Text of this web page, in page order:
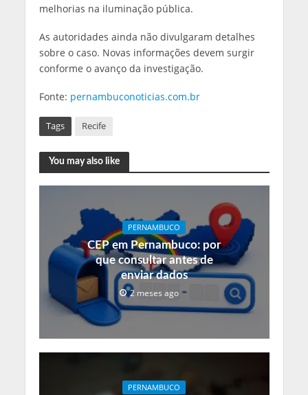
melhorias na iluminação pública.
As autoridades ainda não divulgaram detalhes
sobre o caso. Novas informações devem surgir
conforme o avanço da investigação.
Fonte: pernambuconoticias.com.br
Tags Recife
You may also like
PERNAMBUCO
CEP em Pernambuco: por
que consultar antes de
enviar dados
2 meses ago
PERNAMBUCO